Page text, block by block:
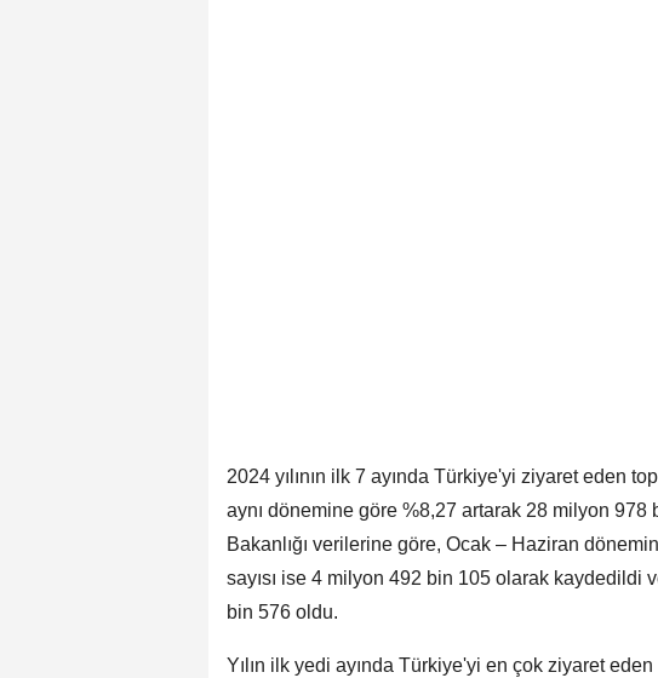
2024 yılının ilk 7 ayında Türkiye'yi ziyaret eden
aynı dönemine göre %8,27 artarak 28 milyon 978
Bakanlığı verilerine göre, Ocak – Haziran
sayısı ise 4 milyon 492 bin 105 olarak kaydedildi
bin 576 oldu.
Yılın ilk yedi ayında Türkiye'yi en çok ziyaret